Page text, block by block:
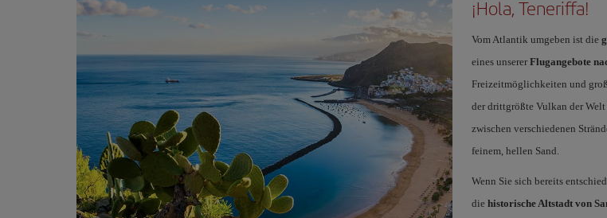
¡Hola, Teneriffa!
Vom Atlantik umgeben ist die
eines unserer Flugangebote
Freizeitmöglichkeiten und
der drittgrößte Vulkan der
zwischen verschiedenen
feinem, hellen Sand.
Wenn Sie sich bereits
die historische Altstadt von